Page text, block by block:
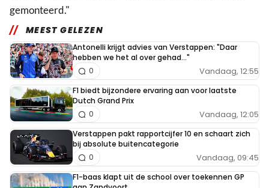
gemonteerd."
MEEST GELEZEN
Antonelli krijgt advies van Verstappen: "Daar
hebben we het al over gehad..."
Vandaag, 12:55
0
F1 biedt bijzondere ervaring aan voor laatste
Dutch Grand Prix
Vandaag, 12:05
0
Verstappen pakt rapportcijfer 10 en schaart zich
bij absolute buitencategorie
Vandaag, 09:45
0
F1-baas klapt uit de school over toekennen GP